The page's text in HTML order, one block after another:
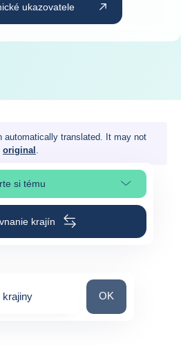
ukazovatele
automatically translated. It may not
original .
si tému
Výber časti stránky
krajín
krajiny Vyhľadávanie
OK